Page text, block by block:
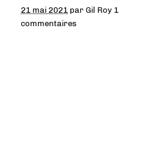
21 mai 2021 parGil Roy 1
commentaires